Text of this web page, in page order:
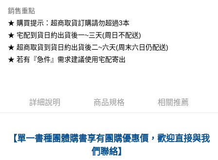
7-11取貨付款
每筆NT$60
宅配-台灣本島
每筆NT$160
銷售重點
★ 購買提示：超商取貨訂購請勿超過3本
★ 宅配到貨日約出貨後一~三天(周日不配送)
★ 超商取貨到貨日約出貨後二~六天(周末六日仍配送)
★ 若有『急件』需求建議使用宅配寄出
詳細說明 商品規格 相關推薦
【單一書種團體購書享有團購優惠價，歡迎直接與我
們聯絡】